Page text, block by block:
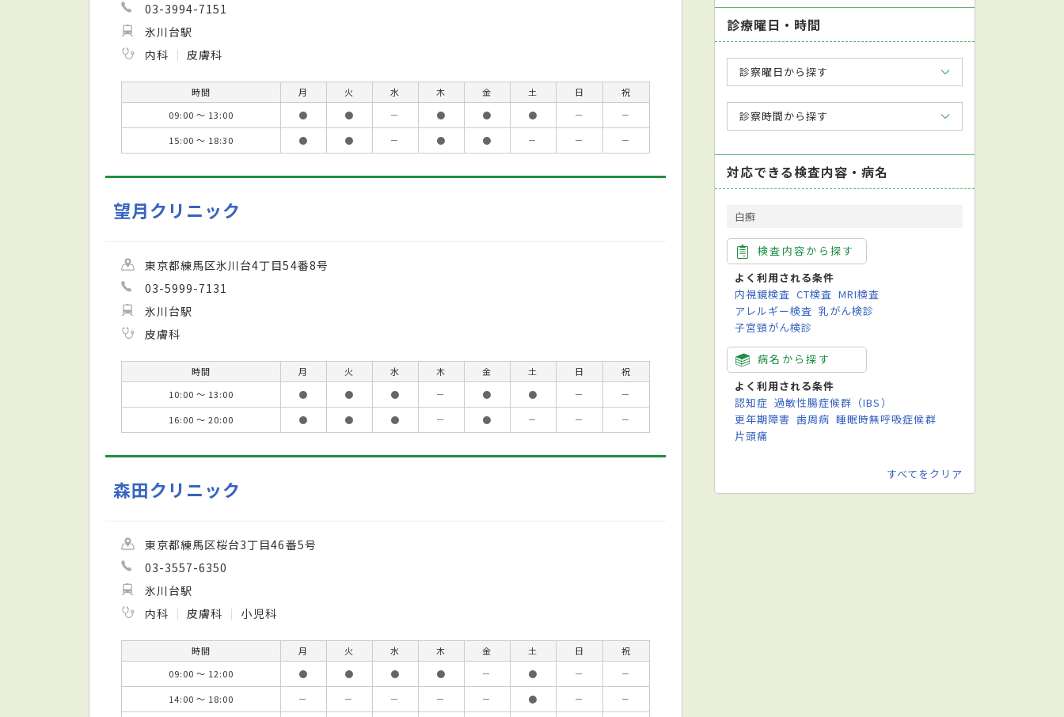
03-3994-7151
氷川台駅
内科
皮膚科
時間 月 火 水 木 金 土 日
祝
09:00 ～ 13:00
● ● － ● ● ● －
－
15:00 ～ 18:30
● ● － ● ● － － －
望月クリニック
東京都練馬区氷川台4丁目54番8号
03-5999-7131
氷川台駅
皮膚科
時間 月 火 水 木 金 土 日
祝
10:00 ～ 13:00
● ● ● － ● ● －
－
16:00 ～ 20:00
● ● ● － ● － － －
森田クリニック
東京都練馬区桜台3丁目46番5号
03-3557-6350
氷川台駅
内科
皮膚科 小児科
時間 月 火 水 木 金 土 日
祝
09:00 ～ 12:00
● ● ● ● － ● －
－
14:00 ～ 18:00
－ － － － － ● －
－
診療曜日・時間
診察曜日から探す
診察時間から探す
対応できる検査内容・病名
白癬
検査内容から探す
よく利用される条件
内視鏡検査 CT検査 MRI検査
アレルギー検査 乳がん検診
子宮頸がん検診
病名から探す
よく利用される条件
認知症 過敏性腸症候群（IBS）
更年期障害 歯周病 睡眠時無呼吸症候群
片頭痛
すべてをクリア